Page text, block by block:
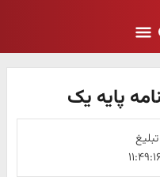
پایه یک